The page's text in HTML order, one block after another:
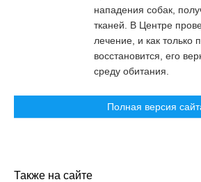
нападения собак,
тканей. В Центре
лечение, и как только
восстановится, его
среду обитания.
Полная версия
Также на сайте